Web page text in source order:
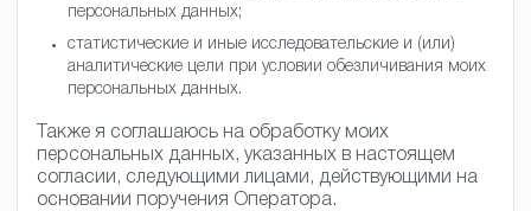
персональных данных;
статистические и иные исследовательские и (или)
аналитические цели при условии обезличивания моих
персональных данных.
Также я соглашаюсь на обработку моих
персональных данных, указанных в настоящем
согласии, следующими лицами, действующими на
основании поручения Оператора.